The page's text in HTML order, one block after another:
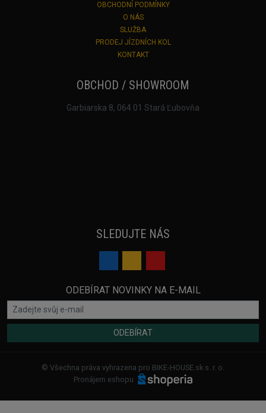
OBCHODNÍ PODMÍNKY
O NÁS
SLUŽBA
PRODEJ JÍZDNÍCH KOL
KONTAKT
OBCHOD / SHOWROOM
Garbiarska 8, 064 01 Stará Ľubovňa
SLEDUJTE NÁS
ODEBÍRAT NOVINKY NA E-MAIL
ODEBÍRAT
© Všechna práva vyhrazena pro BIKE-HOUSE.sk s. r. o.
Pronájem eshopu